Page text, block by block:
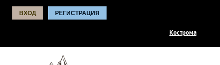
ВХОД РЕГИСТРАЦИЯ
Кострома